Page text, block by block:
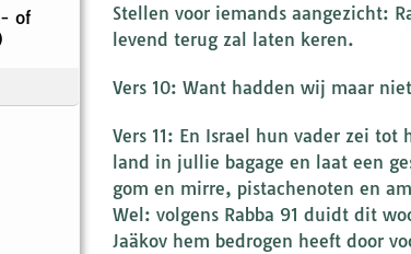
of
Stellen voor iemands aangezicht:
levend terug zal laten keren.
Vers 10: Want hadden wij maar
Vers 11: En Israel hun vader zei
land in jullie bagage en laat een
gom en mirre, pistachenoten en
Wel: volgens Rabba 91 duidt dit
Jaäkov hem bedrogen heeft door